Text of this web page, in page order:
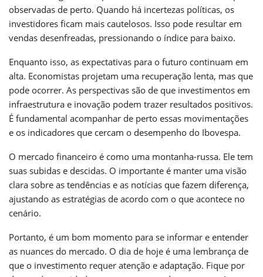
observadas de perto. Quando há incertezas políticas, os
investidores ficam mais cautelosos. Isso pode resultar em
vendas desenfreadas, pressionando o índice para baixo.
Enquanto isso, as expectativas para o futuro continuam em
alta. Economistas projetam uma recuperação lenta, mas que
pode ocorrer. As perspectivas são de que investimentos em
infraestrutura e inovação podem trazer resultados positivos.
É fundamental acompanhar de perto essas movimentações
e os indicadores que cercam o desempenho do Ibovespa.
O mercado financeiro é como uma montanha-russa. Ele tem
suas subidas e descidas. O importante é manter uma visão
clara sobre as tendências e as notícias que fazem diferença,
ajustando as estratégias de acordo com o que acontece no
cenário.
Portanto, é um bom momento para se informar e entender
as nuances do mercado. O dia de hoje é uma lembrança de
que o investimento requer atenção e adaptação. Fique por